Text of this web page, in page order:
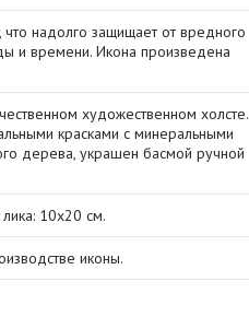
надолго защищает от вредного
и времени. Икона произведена
художественном холсте.
красками с минеральными
дерева, украшен басмой ручной
10х20 см.
иконы.